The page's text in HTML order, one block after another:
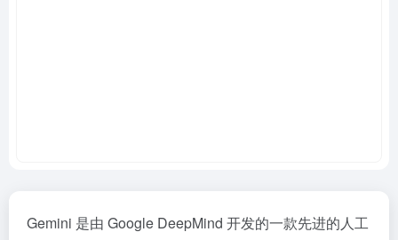
Gemini 是由 Google DeepMind 开发的一款先进的人工